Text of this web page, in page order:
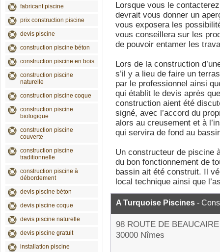
fabricant piscine
prix construction piscine
devis piscine
construction piscine béton
construction piscine en bois
construction piscine
naturelle
construction piscine coque
construction piscine
biologique
construction piscine
couverte
construction piscine
traditionnelle
construction piscine à
débordement
devis piscine béton
devis piscine coque
devis piscine naturelle
devis piscine gratuit
installation piscine
Lorsque vous le
devrait vous donner un
vous exposera les
vous conseillera sur les
de pouvoir entamer les
Lors de la construction
s’il y a lieu de faire un
par le professionnel ainsi
qui établit le devis après
construction aient été
signé, avec l’accord du
alors au creusement et à
qui servira de fond au
Un constructeur de piscine
du bon fonctionnement de
bassin ait été construit. Il
local technique ainsi que
A Turquoise Piscines -
98 ROUTE DE BEAUCAIRE
30000 Nîmes